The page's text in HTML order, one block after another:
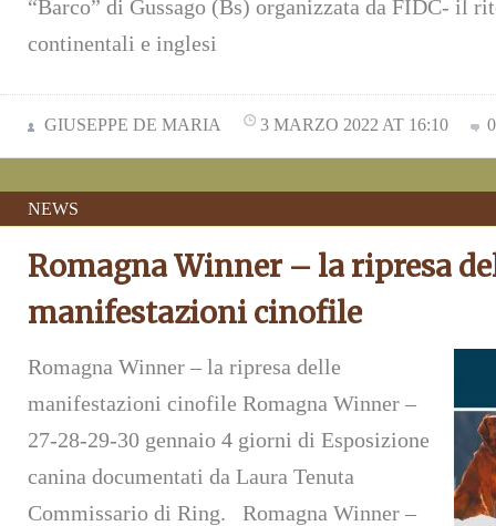
“Barco” di Gussago (Bs) organizzata da FIDC- il
continentali e inglesi
GIUSEPPE DE MARIA 3 MARZO 2022 AT 16:10
NEWS
Romagna Winner – la ripresa
manifestazioni cinofile
Romagna Winner – la ripresa delle
manifestazioni cinofile Romagna Winner –
27-28-29-30 gennaio 4 giorni di Esposizione
canina documentati da Laura Tenuta
Commissario di Ring. Romagna Winner –